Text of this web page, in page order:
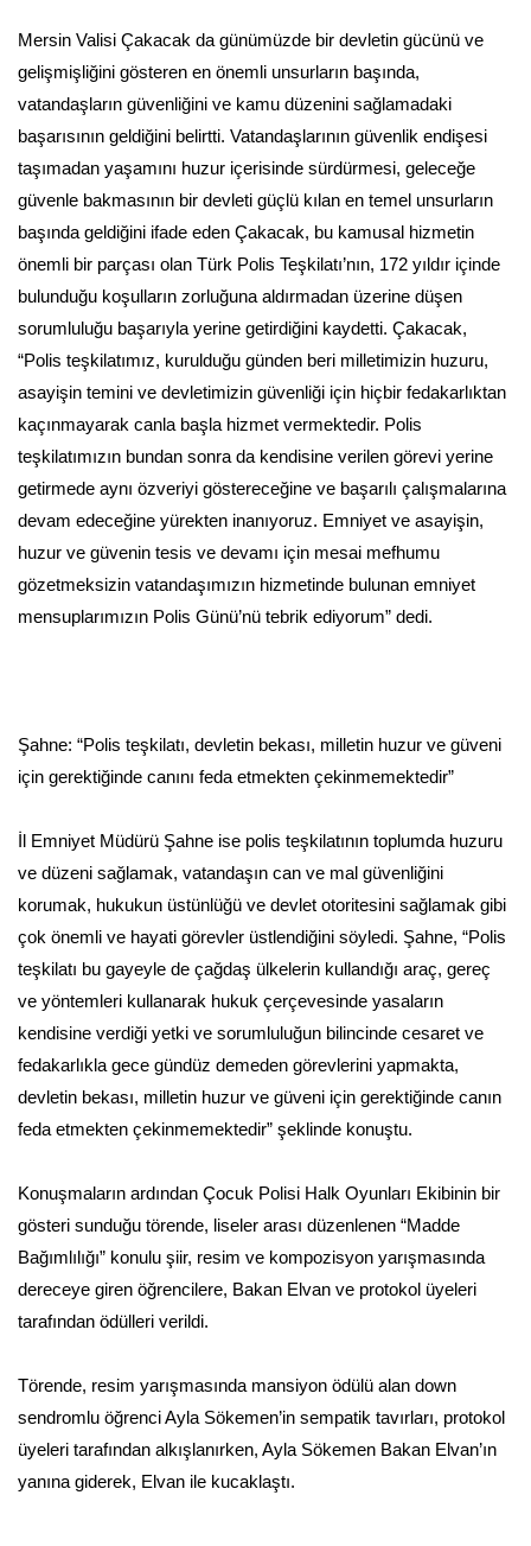
Mersin Valisi Çakacak da günümüzde bir devletin gücünü ve
gelişmişliğini gösteren en önemli unsurların başında,
vatandaşların güvenliğini ve kamu düzenini sağlamadaki
başarısının geldiğini belirtti. Vatandaşlarının güvenlik endişesi
taşımadan yaşamını huzur içerisinde sürdürmesi, geleceğe
güvenle bakmasının bir devleti güçlü kılan en temel unsurların
başında geldiğini ifade eden Çakacak, bu kamusal hizmetin
önemli bir parçası olan Türk Polis Teşkilatı’nın, 172 yıldır içinde
bulunduğu koşulların zorluğuna aldırmadan üzerine düşen
sorumluluğu başarıyla yerine getirdiğini kaydetti. Çakacak,
“Polis teşkilatımız, kurulduğu günden beri milletimizin huzuru,
asayişin temini ve devletimizin güvenliği için hiçbir fedakarlıktan
kaçınmayarak canla başla hizmet vermektedir. Polis
teşkilatımızın bundan sonra da kendisine verilen görevi yerine
getirmede aynı özveriyi göstereceğine ve başarılı çalışmalarına
devam edeceğine yürekten inanıyoruz. Emniyet ve asayişin,
huzur ve güvenin tesis ve devamı için mesai mefhumu
gözetmeksizin vatandaşımızın hizmetinde bulunan emniyet
mensuplarımızın Polis Günü’nü tebrik ediyorum” dedi.
Şahne: “Polis teşkilatı, devletin bekası, milletin huzur ve güveni
için gerektiğinde canını feda etmekten çekinmemektedir”
İl Emniyet Müdürü Şahne ise polis teşkilatının toplumda huzuru
ve düzeni sağlamak, vatandaşın can ve mal güvenliğini
korumak, hukukun üstünlüğü ve devlet otoritesini sağlamak gibi
çok önemli ve hayati görevler üstlendiğini söyledi. Şahne, “Polis
teşkilatı bu gayeyle de çağdaş ülkelerin kullandığı araç, gereç
ve yöntemleri kullanarak hukuk çerçevesinde yasaların
kendisine verdiği yetki ve sorumluluğun bilincinde cesaret ve
fedakarlıkla gece gündüz demeden görevlerini yapmakta,
devletin bekası, milletin huzur ve güveni için gerektiğinde canın
feda etmekten çekinmemektedir” şeklinde konuştu.
Konuşmaların ardından Çocuk Polisi Halk Oyunları Ekibinin bir
gösteri sunduğu törende, liseler arası düzenlenen “Madde
Bağımlılığı” konulu şiir, resim ve kompozisyon yarışmasında
dereceye giren öğrencilere, Bakan Elvan ve protokol üyeleri
tarafından ödülleri verildi.
Törende, resim yarışmasında mansiyon ödülü alan down
sendromlu öğrenci Ayla Sökemen’in sempatik tavırları, protokol
üyeleri tarafından alkışlanırken, Ayla Sökemen Bakan Elvan’ın
yanına giderek, Elvan ile kucaklaştı.